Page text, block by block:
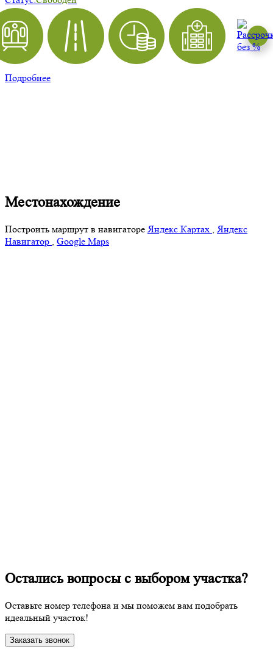
Подробнее
Местонахождение
Построить маршрут в навигатореЯндекс Картах ,Яндекс
Навигатор , Google Maps
Остались вопросы с выбором участка?
Оставьте номер телефона и мы поможем вам подобрать
идеальный участок!
Заказать звонок